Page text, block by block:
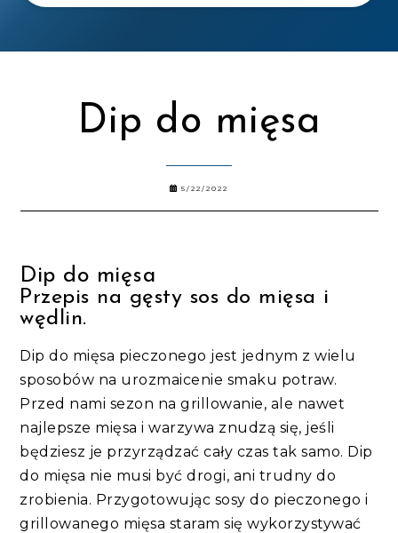
Dip do mięsa
5/22/2022
Dip do mięsa
Przepis na gęsty sos do mięsa i
wędlin.
Dip do mięsa pieczonego jest jednym z wielu
sposobów na urozmaicenie smaku potraw.
Przed nami sezon na grillowanie, ale nawet
najlepsze mięsa i warzywa znudzą się, jeśli
będziesz je przyrządzać cały czas tak samo. Dip
do mięsa nie musi być drogi, ani trudny do
zrobienia. Przygotowując sosy do pieczonego i
grillowanego mięsa staram się wykorzystywać